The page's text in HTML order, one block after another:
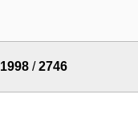
1998 /2746